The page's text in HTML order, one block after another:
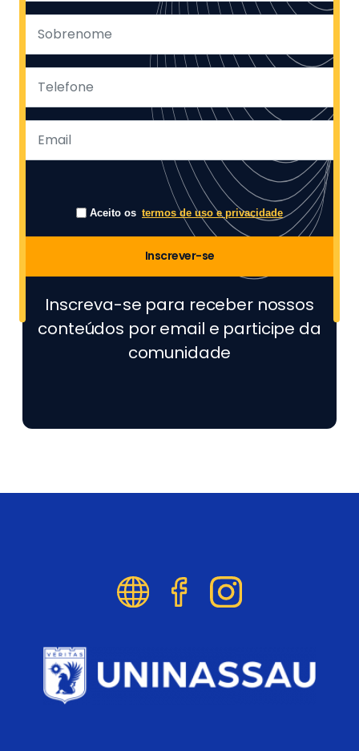
Aceito os termos de uso e privacidade
Inscrever-se
Inscreva-se para receber nossos
conteúdos por email e participe da
comunidade